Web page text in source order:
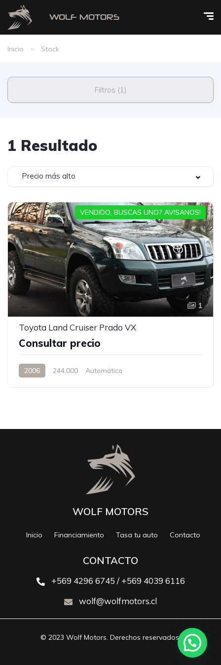
Inicio Stock
Filtros (1)
1 Resultado
Precio más alto
1
Toyota Land Cruiser Prado VX
Consultar precio
2006 244.000 Automática
VENDIDO, BUSCAS UNO? AVISANOS!
WOLF MOTORS
Inicio Financiamiento Tasa tu auto Contacto
CONTACTO
+569 4296 6745 / +569 4039 6116
wolf@wolfmotors.cl
© 2023 Wolf Motors. Derechos reservados.